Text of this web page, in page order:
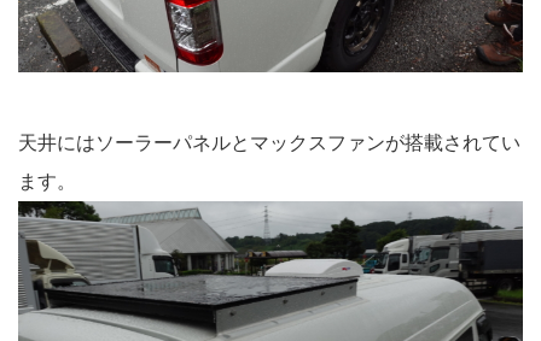
天井にはソーラーパネルとマックスファンが搭載されてい
ます。